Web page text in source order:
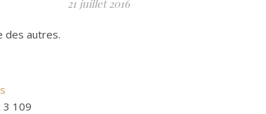
21 juillet 2016
des autres.
3 109